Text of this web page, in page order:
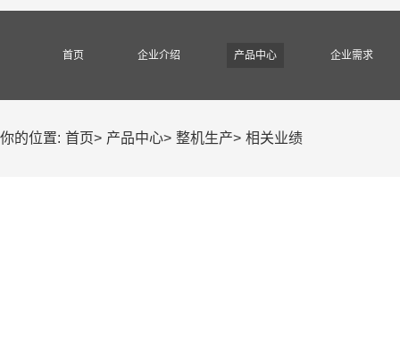
首页 企业介绍 产品中心 企业需求
你的位置: 首页> 产品中心> 整机生产> 相关业绩